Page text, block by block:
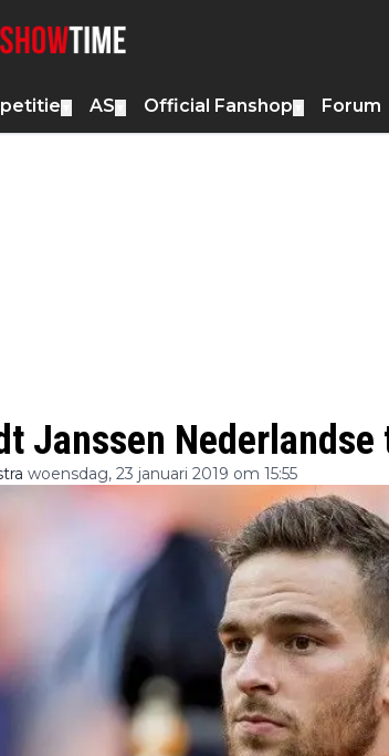
AS Official Fanshop Forum
Janssen Nederlandse
woensdag, 23 januari 2019 om 15:55